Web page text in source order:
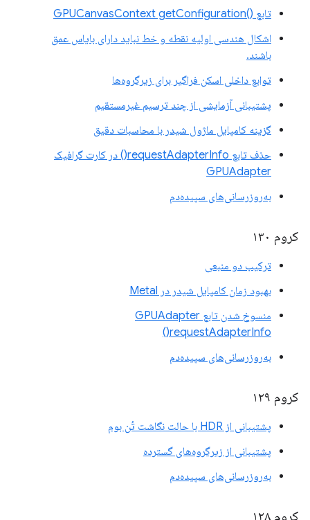
تابع ()GPUCanvasContext getConfiguration
اشکال هندسی اولیه نقطه و خط نباید دارای بایاس عمق
باشند.
توابع داخلی اسکن فراگیر برای زیرگروه‌ها
پشتیبانی آزمایشی از چند ترسیم غیرمستقیم
گزینه کامپایل ماژول شیدر با محاسبات دقیق
حذف تابع requestAdapterInfo() در کارت گرافیک
GPUAdapter
به‌روزرسانی‌های سپیده‌دم
کروم ۱۳۰
ترکیب دو منبعی
بهبود زمان کامپایل شیدر در Metal
منسوخ شدن تابع GPUAdapter
requestAdapterInfo()
به‌روزرسانی‌های سپیده‌دم
کروم ۱۲۹
پشتیبانی از HDR با حالت نگاشت تُن بوم
پشتیبانی از زیرگروه‌های گسترده
به‌روزرسانی‌های سپیده‌دم
کروم ۱۲۸